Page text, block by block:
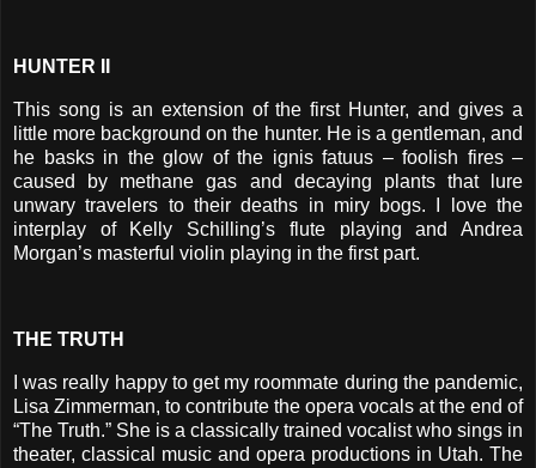
HUNTER II
This song is an extension of the first Hunter, and gives a
little more background on the hunter. He is a gentleman, and
he basks in the glow of the ignis fatuus – foolish fires –
caused by methane gas and decaying plants that lure
unwary travelers to their deaths in miry bogs. I love the
interplay of Kelly Schilling’s flute playing and Andrea
Morgan’s masterful violin playing in the first part.
THE TRUTH
I was really happy to get my roommate during the pandemic,
Lisa Zimmerman, to contribute the opera vocals at the end of
“The Truth.” She is a classically trained vocalist who sings in
theater, classical music and opera productions in Utah. The